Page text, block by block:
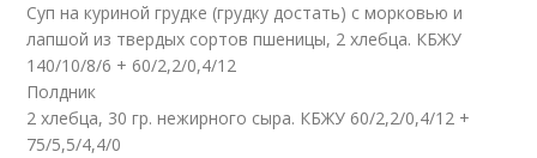
Суп на куриной грудке (грудку достать) с морковью и
лапшой из твердых сортов пшеницы, 2 хлебца. КБЖУ
140/10/8/6 + 60/2,2/0,4/12
Полдник
2 хлебца, 30 гр. нежирного сыра. КБЖУ 60/2,2/0,4/12 +
75/5,5/4,4/0